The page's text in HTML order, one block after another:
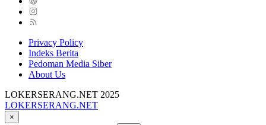
Privacy Policy
Indeks Berita
Pedoman Media Siber
About Us
LOKERSERANG.NET 2025
LOKERSERANG.NET
Info
×